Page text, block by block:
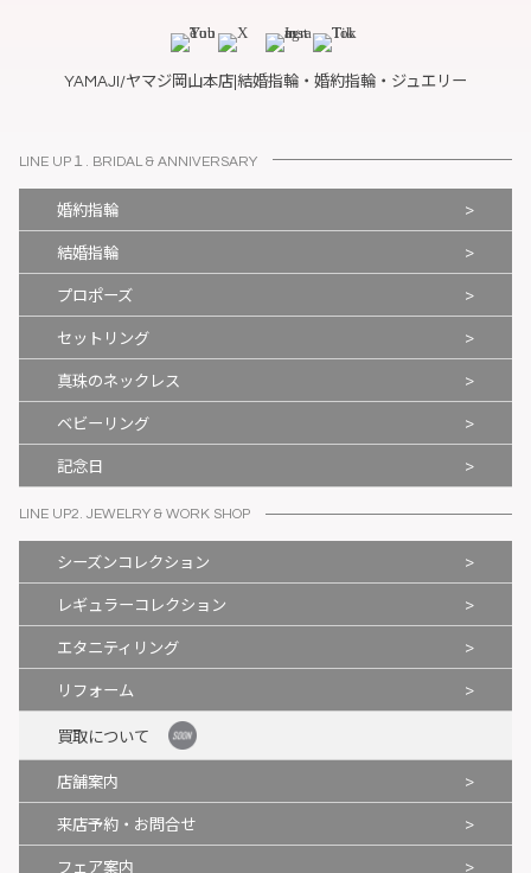
YAMAJI/ヤマジ岡山本店|結婚指輪・婚約指輪・ジュエリー
LINE UP１. BRIDAL & ANNIVERSARY
婚約指輪 >
結婚指輪 >
プロポーズ >
セットリング >
真珠のネックレス >
ベビーリング >
記念日 >
LINE UP2. JEWELRY & WORK SHOP
シーズンコレクション >
レギュラーコレクション >
エタニティリング >
リフォーム >
買取について
店舗案内 >
来店予約・お問合せ >
フェア案内 >